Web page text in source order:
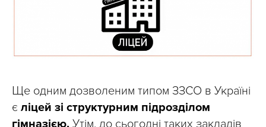
Ще одним дозволеним типом ЗЗСО в Україні
є ліцей зі структурним підрозділом